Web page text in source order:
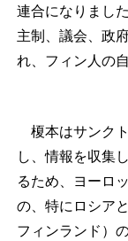
連合になりまし
主制、議会、政
れ、フィン人の
榎本はサンク
し、情報を収集
るため、ヨーロ
の、特にロシア
フィンランド）